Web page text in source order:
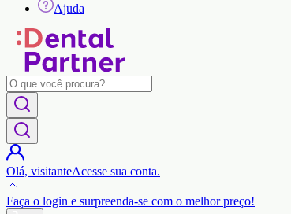
Ajuda
Olá, visitanteAcesse sua conta.
Faça o login e surpreenda-se com o melhor preço!